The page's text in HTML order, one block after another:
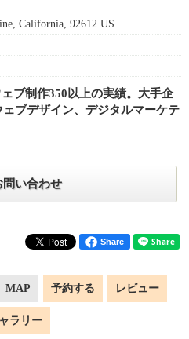
California, 92612 US
ブ制作350以上の実績。大手企
ブデザイン、デジタルマーケテ
問い合わせ
Share
MAP 予約する レビュー
ラリー